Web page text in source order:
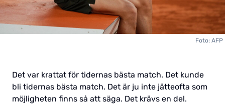
Foto: AFP
Det var krattat för tidernas bästa match. Det kunde
bli tidernas bästa match. Det är ju inte jätteofta som
möjligheten finns så att säga. Det krävs en del.